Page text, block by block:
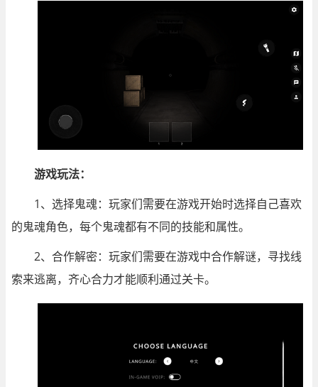
游戏玩法：
1、选择鬼魂：玩家们需要在游戏开始时选择自己喜欢
的鬼魂角色，每个鬼魂都有不同的技能和属性。
2、合作解密：玩家们需要在游戏中合作解谜，寻找线
索来逃离，齐心合力才能顺利通过关卡。